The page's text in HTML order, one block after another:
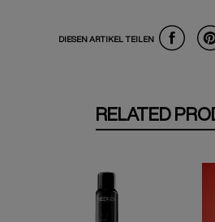
DIESEN ARTIKEL TEILEN
RELATED